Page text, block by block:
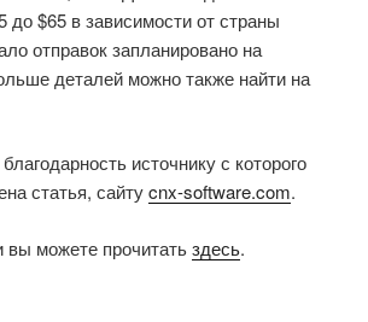
до $65 в зависимости от страны
отправок запланировано на
деталей можно также найти на
источнику с которого
статья, сайтуcnx-software.com.
вы можете прочитатьздесь.